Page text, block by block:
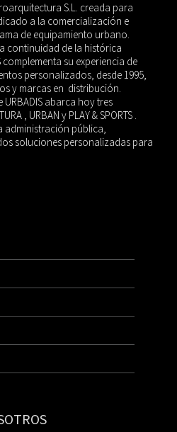
S.L. creada para
a la comercialización e
de equipamiento urbano.
continuidad de la histórica
su experiencia de
personalizados, desde 1995,
y marcas en distribución.
abarca hoy tres
, URBAN y PLAY & SPORTS .
administración pública,
soluciones personalizadas para